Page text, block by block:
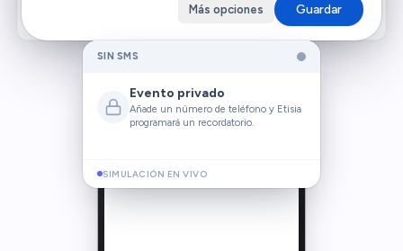
Estudio de belleza
Más opciones Guardar
LEYENDO LA CITA…
SM
Sofía Martínez
612 345 67•
SIMULACIÓN EN VIVO